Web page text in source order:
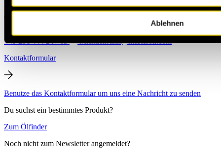
Ablehnen
+49 231 444 247 65
Michael.Jann@masteroil.com
Kontaktformular
Benutze das Kontaktformular um uns eine Nachricht zu senden
Du suchst ein bestimmtes Produkt?
Zum Ölfinder
Noch nicht zum Newsletter angemeldet?